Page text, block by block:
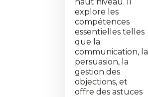
explore les
compétences
essentielles telles
que la
communication, la
persuasion, la
gestion des
objections, et
offre des astuces